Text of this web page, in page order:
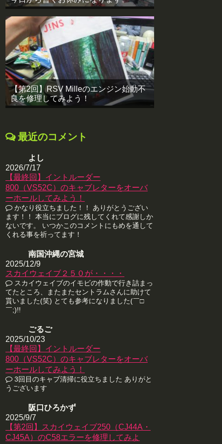
【第2回】RSV Milleのエンジン始動不
良を修理してみよう！
最近のコメント
よし
2026/7/17
【最終回】イントルーダー
800（VS52C）のキャブレターをオーバ
ーホールしてみよう！
かなり役立ちました！！ ありがとうござい
ます！！ 本当にブログに残してくれて感謝しか
ないです。 いつかこのコメントにもめを通して
くれる事を祈ってます！
南国沖縄の宮城
2025/12/9
スカイウェイブ２５０が・・・・
スカイウェイブのイモビの作動で行き詰まっ
てたところ、またまたセントラムさんに助けて
貰いました(笑) とても参考になりました(￣□
￣;)!!
ごるご
2025/10/23
【最終回】イントルーダー
800（VS52C）のキャブレターをオーバ
ーホールしてみよう！
3回目のキャブ清掃に役立ちました ありがと
うございます
阪口ひろかず
2025/9/7
【第2回】スカイウェイブ250（CJ44A・
CJ45A）のC58エラーを修理してみよ